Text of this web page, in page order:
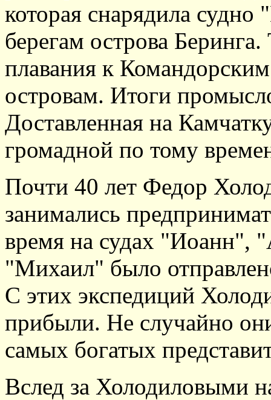
которая снарядила
берегам острова
плавания к
островам. Итоги
Доставленная на
громадной по тому
Почти 40 лет Федор
занимались
время на судах "Иоанн",
"Михаил" было
С этих экспедиций
прибыли. Не случайно
самых богатых
Вслед за Холодиловыми